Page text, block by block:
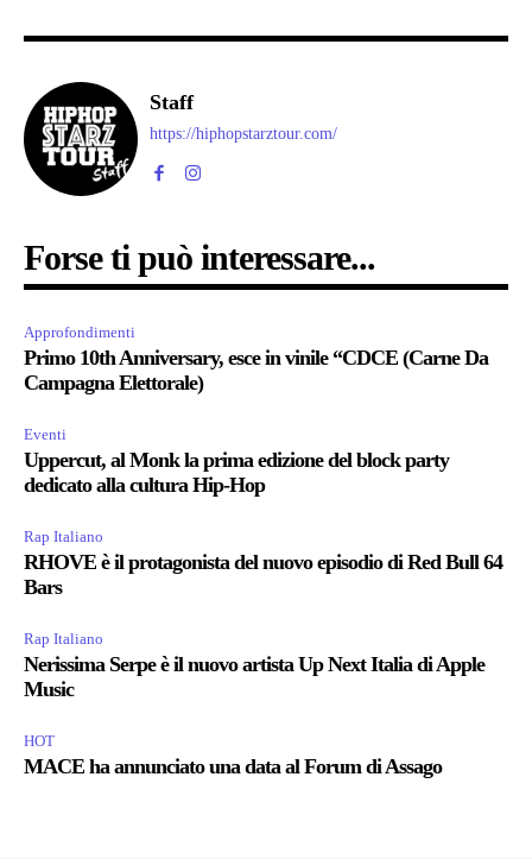
Staff
https://hiphopstarztour.com/
Forse ti può interessare...
Approfondimenti
Primo 10th Anniversary, esce in vinile “CDCE (Carne Da
Campagna Elettorale)
Eventi
Uppercut, al Monk la prima edizione del block party
dedicato alla cultura Hip-Hop
Rap Italiano
RHOVE è il protagonista del nuovo episodio di Red Bull 64
Bars
Rap Italiano
Nerissima Serpe è il nuovo artista Up Next Italia di Apple
Music
HOT
MACE ha annunciato una data al Forum di Assago